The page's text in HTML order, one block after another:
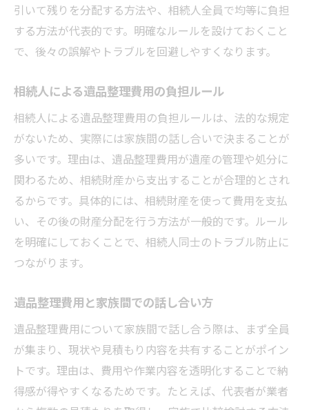
引いて残りを分配する方法や、相続人全員で均等に負担
する方法が代表的です。明確なルールを設けておくこと
で、後々の誤解やトラブルを回避しやすくなります。
相続人による遺品整理費用の負担ルール
相続人による遺品整理費用の負担ルールは、法的な規定
がないため、実際には家族間の話し合いで決まることが
多いです。理由は、遺品整理費用が遺産の管理や処分に
関わるため、相続財産から支出することが合理的とされ
るからです。具体的には、相続財産を使って費用を支払
い、その後の財産分配を行う方法が一般的です。ルール
を明確にしておくことで、相続人同士のトラブル防止に
つながります。
遺品整理費用と家族間での話し合い方
遺品整理費用について家族間で話し合う際は、まず全員
が集まり、現状や見積もり内容を共有することがポイン
トです。理由は、費用や作業内容を透明化することで納
得感が得やすくなるためです。たとえば、代表者が業者